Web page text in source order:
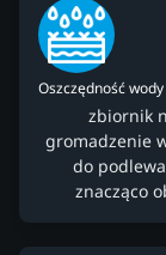
Oszczędność wody
zbiornik
gromadzenie
do
znacząco